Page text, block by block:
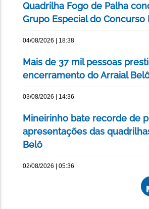
Quadrilha Fogo de Palha
Grupo Especial do Concurso
04/08/2026 | 18:38
Mais de 37 mil pessoas
encerramento do Arraial
03/08/2026 | 14:36
Mineirinho bate recorde de
apresentações das
Belô
02/08/2026 | 05:36